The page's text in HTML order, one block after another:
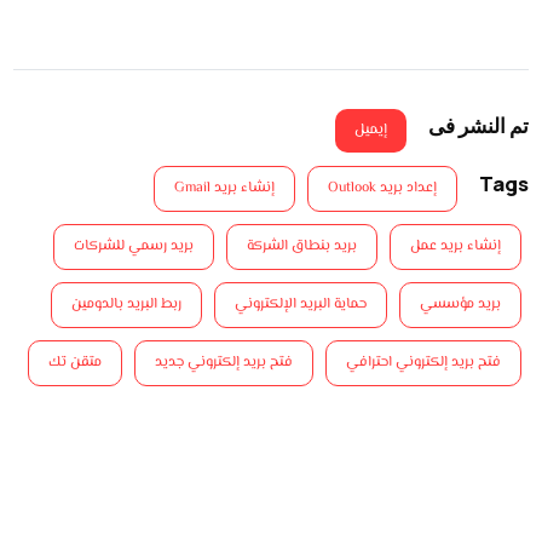
تم النشر فى إيميل
Tags إعداد بريد Outlook إنشاء بريد Gmail
إنشاء بريد عمل بريد بنطاق الشركة بريد رسمي للشركات
بريد مؤسسي حماية البريد الإلكتروني ربط البريد بالدومين
فتح بريد إلكتروني احترافي فتح بريد إلكتروني جديد متقن تك